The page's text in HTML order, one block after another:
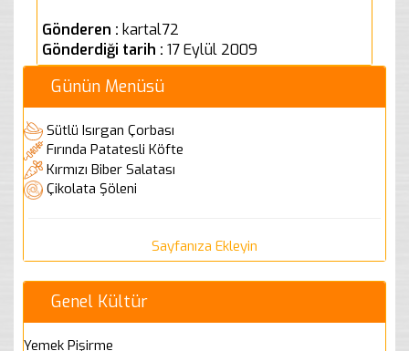
Gönderen : kartal72
Gönderdiği tarih : 17 Eylül 2009
Günün Menüsü
Sütlü Isırgan Çorbası
Fırında Patatesli Köfte
Kırmızı Biber Salatası
Çikolata Şöleni
Sayfanıza Ekleyin
Genel Kültür
Yemek Pişirme